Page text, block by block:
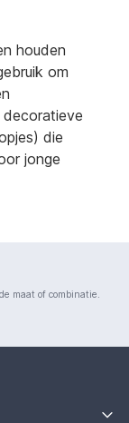
houden
om
die
jonge
maat of combinatie.